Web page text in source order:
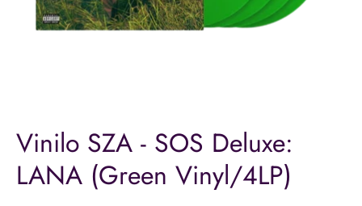
Vinilo SZA - SOS Deluxe:
LANA (Green Vinyl/4LP)